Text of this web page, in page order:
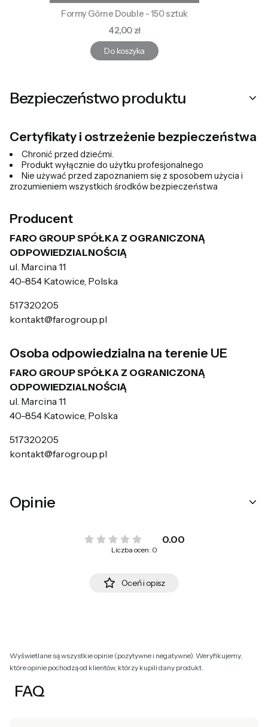
Formy Górne Double - 150 sztuk
Cena
42,00 zł
Do koszyka
Bezpieczeństwo produktu
Certyfikaty i ostrzeżenie bezpieczeństwa
Chronić przed dziećmi.
Produkt wyłącznie do użytku profesjonalnego
Nie używać przed zapoznaniem się z sposobem użycia i
zrozumieniem wszystkich środków bezpieczeństwa
Producent
FARO GROUP SPÓŁKA Z OGRANICZONĄ
ODPOWIEDZIALNOŚCIĄ
ul. Marcina 11
40-854 Katowice, Polska
517320205
kontakt@farogroup.pl
Osoba odpowiedzialna na terenie UE
FARO GROUP SPÓŁKA Z OGRANICZONĄ
ODPOWIEDZIALNOŚCIĄ
ul. Marcina 11
40-854 Katowice, Polska
517320205
kontakt@farogroup.pl
Opinie
0.00
Liczba ocen: 0
Oceń i opisz
Wyświetlane są wszystkie opinie (pozytywne i negatywne). Weryfikujemy,
które opinie pochodzą od klientów, którzy kupili dany produkt.
FAQ